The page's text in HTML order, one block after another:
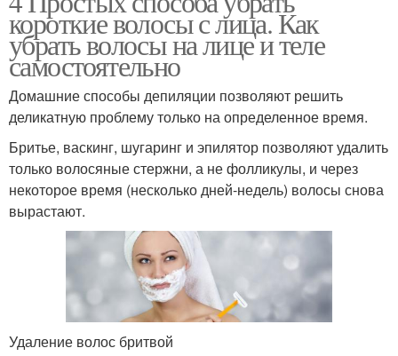
короткие волосы с лица. Как
убрать волосы на лице и теле
самостоятельно
Домашние способы депиляции позволяют решить
деликатную проблему только на определенное время.
Бритье, васкинг, шугаринг и эпилятор позволяют удалить
только волосяные стержни, а не фолликулы, и через
некоторое время (несколько дней-недель) волосы снова
вырастают.
Удаление волос бритвой